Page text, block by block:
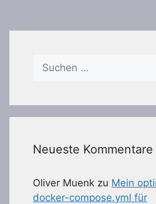
Suchen
nach:
Neueste Kommentare
Oliver Muenk zu Mein
docker-compose.yml für